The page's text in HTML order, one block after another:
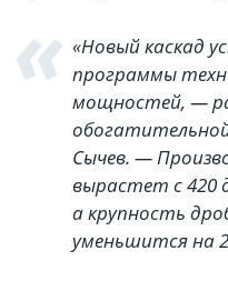
«Новый каскад
программы
мощностей, —
Сычев. —
вырастет с 420
а крупность
уменьшится на